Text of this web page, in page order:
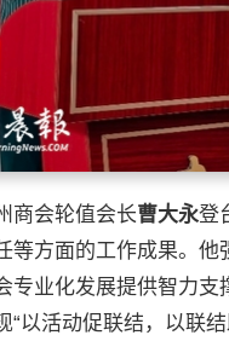
商会轮值会长曹大永登
等方面的工作成果。
专业化发展提供智力支
“以活动促联结，以联